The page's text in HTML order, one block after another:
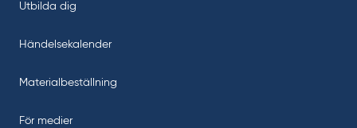
Utbilda dig
Händelsekalender
Materialbeställning
För medier